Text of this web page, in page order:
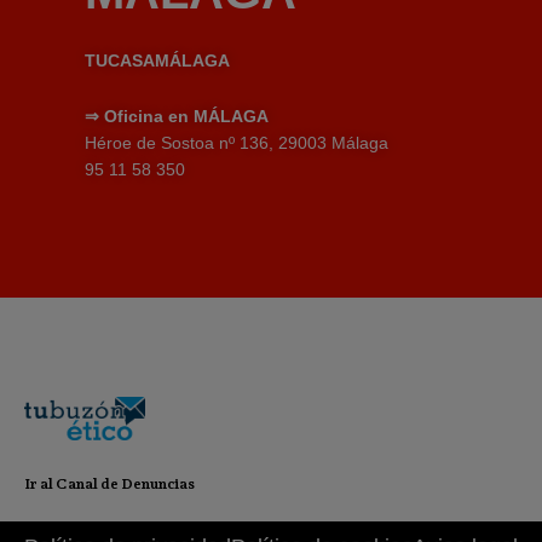
TUCASAMÁLAGA
⇒ Oficina en MÁLAGA
Héroe de Sostoa nº 136, 29003 Málaga
95 11 58 350
Ir al Canal de Denuncias